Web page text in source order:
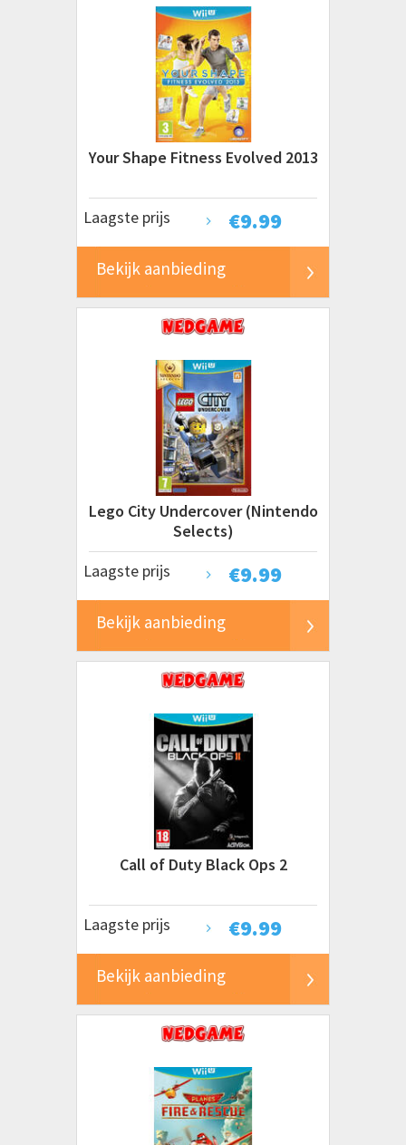
Your Shape Fitness Evolved 2013
€9.99
Laagste prijs
Bekijk aanbieding
Lego City Undercover (Nintendo
Selects)
€9.99
Laagste prijs
Bekijk aanbieding
Call of Duty Black Ops 2
€9.99
Laagste prijs
Bekijk aanbieding